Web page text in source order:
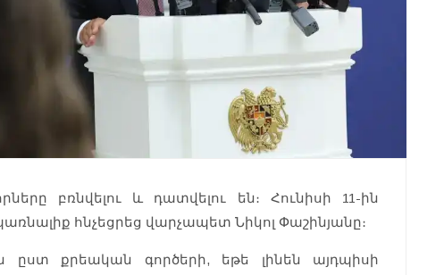
բռնվելու և դատվելու են։ Հունիսի 11-ին
հնչեցրեց վարչապետ Նիկոլ Փաշինյանը։
ըստ քրեական գործերի, եթե լինեն այդպիսի